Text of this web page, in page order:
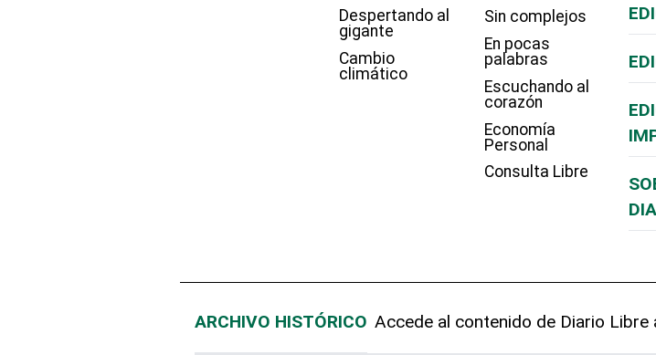
Despertando al
gigante
Cambio
climático
Sin complejos
En pocas
palabras
Escuchando al
corazón
Economía
Personal
Consulta Libre
ARCHIVO HISTÓRICO Accede al contenido de Diario Libre